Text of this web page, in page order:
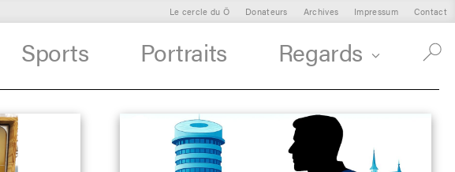
Le cercle du Ô Donateurs Archives Impressum Contact
Sports Portraits Regards